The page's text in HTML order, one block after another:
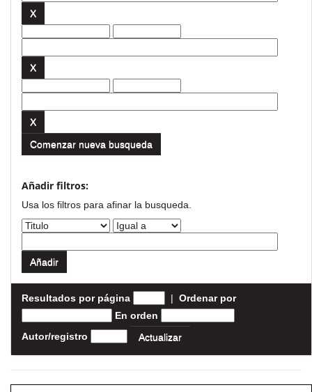
Comenzar nueva busqueda
Añadir filtros:
Usa los filtros para afinar la busqueda.
Resultados por página | Ordenar por
En orden
Autor/registro